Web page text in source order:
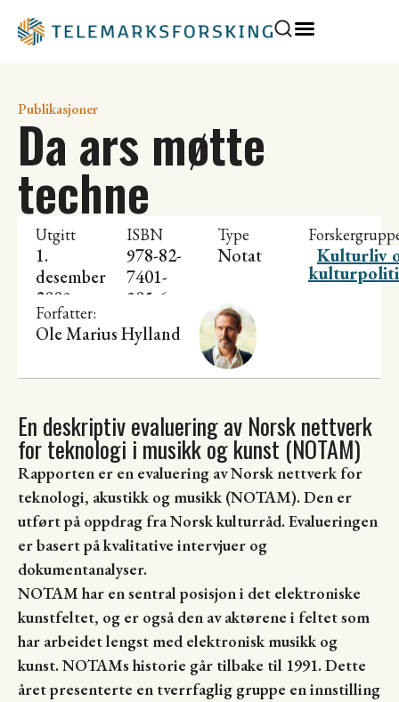
Publikasjoner
Da ars møtte
techne
Utgitt
1.
desember
2009
ISBN
978-82-
7401-
305-6
Type
Notat Kulturliv
Forfatter:
Ole Marius Hylland
En deskriptiv evaluering av Norsk nettverk
for teknologi i musikk og kunst (NOTAM)
Rapporten er en evaluering av Norsk nettverk for
teknologi, akustikk og musikk (NOTAM). Den er
utført på oppdrag fra Norsk kulturråd. Evalueringen
er basert på kvalitative intervjuer og
dokumentanalyser.
NOTAM har en sentral posisjon i det elektroniske
kunstfeltet, og er også den av aktørene i feltet som
har arbeidet lengst med elektronisk musikk og
kunst. NOTAMs historie går tilbake til 1991. Dette
året presenterte en tverrfaglig gruppe en innstilling